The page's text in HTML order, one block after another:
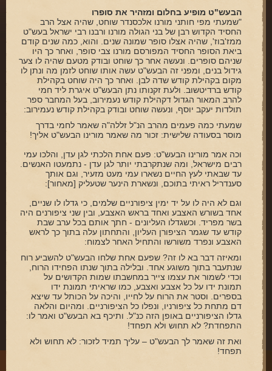
הבעש"ט מופיע בחלום ומזהיר את סופרו
"שמעתי מפי חותני מורנו אלכסנדר שוחט, שהיה אצל הרב
החסיד הקדוש רבן של בני הגולה מורנו ורבנו רבי ישראל בעש"ט
ממז'בוז', שהיה אצלו סופר שמונה שנים. והוא, כמה שנים קודם
ביאת הסופר החסיד המפורסם מורנו צבי סופר, ואחר כך היו
שניהם סופרים. ונעשה אחר כך שוחט ובודק מטעם שהיה לו צער
גידול בנים, ומפני זה הבעש"ט עשה אותו שוחט לזמן מה ונתן לו
מקום בקהילת קודש שדה לבן. ואחר כך היה שוחט בקהילת
קודש ברדיטשוב. ולעת זקנותו נתן הבעש"ט איגרת ליד חמי
להרב המאור הגדול דקהילת קודש נעמירוב, בעל המחבר ספר
תולדות יעקב יוסף, ונעשה שוחט ובודק בקהילת קודש נעמירוב:
שמעתי כמה פעמים מהרב הנ"ל זללה"ה שאמר לחמי בדרך
מוסר בסעודה שלישית: זכור מה שאמר מורינו הבעש"ט אליך!
וכה אמר מורינו הבעש"ט: פעם אחת הלכתי לגן עדן, והלכו עמי
רבים מישראל, ומה שנתקרבתי יותר לגן עדן - נתמעטו האנשים.
עד שבאתי לעץ החיים נשארו עמי מעט מזעיר, וגם אותך
סענדריל ראיתי בתוכם, ונשארת הינער שטעליק [מאחור]:
וגם לא היה לו על יד ימין ציפורניים שלמים, כי גדלו לו שניים,
אחד בשורש האצבע ואחד בראש האצבע, ובין שני ציפורנים היה
בשר מפריד. וכשגדלו העליונים - חתך אותם בכל ערב שבת
קודש עד שגמר הציפורן העליון, והתחתון עלה בתוך כך לראש
האצבע ונפרד משורשו והתחיל האחר לצמוח:
ומאיזה דבר בא לו זה? שפעם אחת שלחו הבעש"ט להשביע רוח
שנתעבר בתוך משוגע אחד. ובלילה בתוך שנתו הפחידו הרוח,
וכדי לשמור את עצמו צייר במחשבתו שמות הקדושים על
תמונת ידו על כל אצבע ואצבע, כמו שראיתי תמונת ידו
בספרים. וסטר את הרוח על לחייו, והיכה על הכותל עד שיצא
דם מתחת כל ציפורניו, ונפלו כל הציפורניים. ומהיום והלאה
גדלו הציפורניים באופן הזה כנ"ל. ותיכף בא הבעש"ט ואמר לו:
התפחדת? לא תחוש ולא תפחד!
ואת זה שאמר לך הבעש"ט – עליך תמיד לזכור: לא תחוש ולא
תפחד!